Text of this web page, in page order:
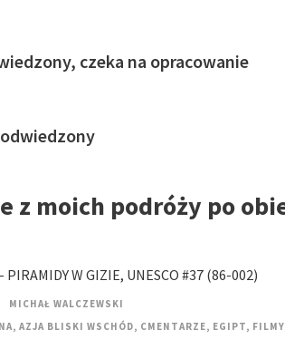
czeka na opracowanie
z moich podróży po
PIRAMIDY W GIZIE, UNESCO #37 (86-002)
MICHAŁ WALCZEWSKI
, AZJA BLISKI WSCHÓD, CMENTARZE, EGIPT, FILMY